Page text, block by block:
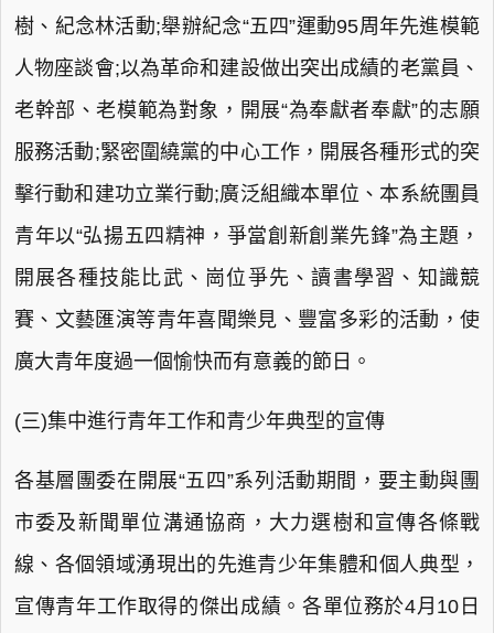
樹、紀念林活動;舉辦紀念“五四”運動95周年先進模範
人物座談會;以為革命和建設做出突出成績的老黨員、
老幹部、老模範為對象，開展“為奉獻者奉獻”的志願
服務活動;緊密圍繞黨的中心工作，開展各種形式的突
擊行動和建功立業行動;廣泛組織本單位、本系統團員
青年以“弘揚五四精神，爭當創新創業先鋒”為主題，
開展各種技能比武、崗位爭先、讀書學習、知識競
賽、文藝匯演等青年喜聞樂見、豐富多彩的活動，使
廣大青年度過一個愉快而有意義的節日。
(三)集中進行青年工作和青少年典型的宣傳
各基層團委在開展“五四”系列活動期間，要主動與團
市委及新聞單位溝通協商，大力選樹和宣傳各條戰
線、各個領域湧現出的先進青少年集體和個人典型，
宣傳青年工作取得的傑出成績。各單位務於4月10日